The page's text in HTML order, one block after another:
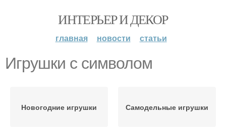
ИНТЕРЬЕР И ДЕКОР
главная новости статьи
Игрушки с символом
Новогодние игрушки Самодельные игрушки